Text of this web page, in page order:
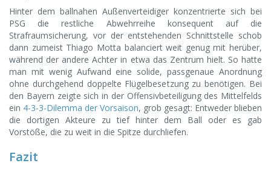
Hinter dem ballnahen Außenverteidiger konzentrierte sich bei
PSG die restliche Abwehrreihe konsequent auf die
Strafraumsicherung, vor der entstehenden Schnittstelle schob
dann zumeist Thiago Motta balanciert weit genug mit herüber,
während der andere Achter in etwa das Zentrum hielt. So hatte
man mit wenig Aufwand eine solide, passgenaue Anordnung
ohne durchgehend doppelte Flügelbesetzung zu benötigen. Bei
den Bayern zeigte sich in der Offensivbeteiligung des Mittelfelds
ein 4-3-3-Dilemma der Vorsaison, grob gesagt: Entweder blieben
die dortigen Akteure zu tief hinter dem Ball oder es gab
Vorstöße, die zu weit in die Spitze durchliefen.
Fazit